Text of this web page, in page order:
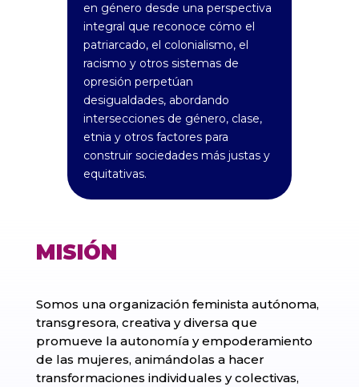
en género desde una perspectiva
integral que reconoce cómo el
patriarcado, el colonialismo, el
racismo y otros sistemas de
opresión perpetúan
desigualdades, abordando
intersecciones de género, clase,
etnia y otros factores para
construir sociedades más justas y
equitativas.
MISIÓN
Somos una organización feminista autónoma,
transgresora, creativa y diversa que
promueve la autonomía y empoderamiento
de las mujeres, animándolas a hacer
transformaciones individuales y colectivas,